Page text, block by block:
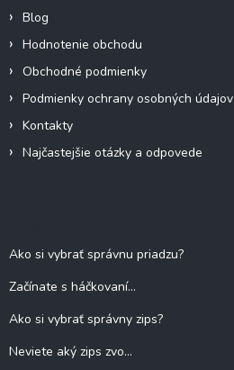
Blog
Hodnotenie obchodu
Obchodné podmienky
Podmienky ochrany osobných údajov
Kontakty
Najčastejšie otázky a odpovede
Ako si vybrať správnu priadzu?
Začínate s háčkovaní...
Ako si vybrať správny zips?
Neviete aký zips zvo...